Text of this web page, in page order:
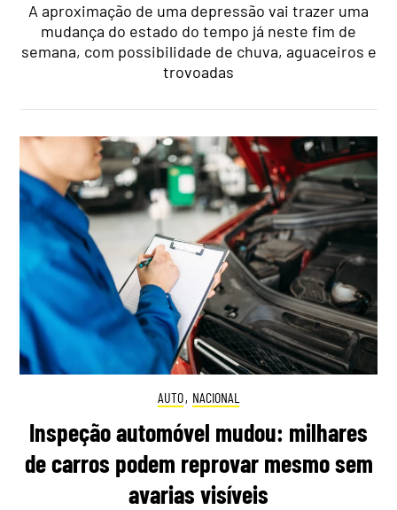
A aproximação de uma depressão vai trazer uma
mudança do estado do tempo já neste fim de
semana, com possibilidade de chuva, aguaceiros e
trovoadas
AUTO, NACIONAL
Inspeção automóvel mudou: milhares
de carros podem reprovar mesmo sem
avarias visíveis